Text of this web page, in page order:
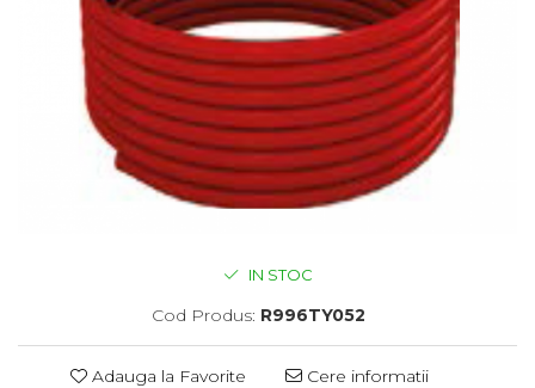
IN STOC
Cod Produs: R996TY052
Adauga la Favorite Cere informatii